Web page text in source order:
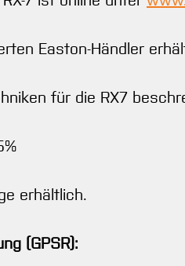
Easton-Händler
für die RX7
erhältlich.
(GPSR):